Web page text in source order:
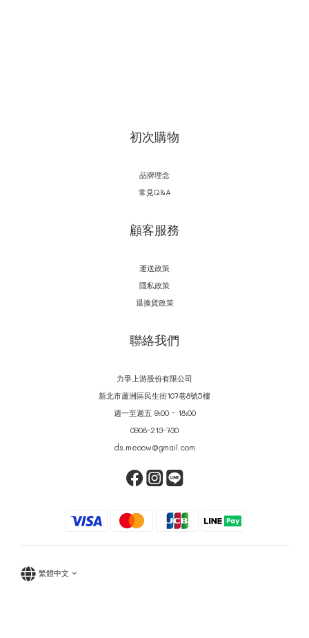
初次購物
品牌理念
常見Q&A
顧客服務
運送政策
隱私政策
退換貨政策
聯絡我們
力爭上游股份有限公司
新北市蘆洲區民生街107巷8號5樓
週一至週五 9:00 - 18:00
0908-213-730
ds.meoow@gmail.com
繁體中文